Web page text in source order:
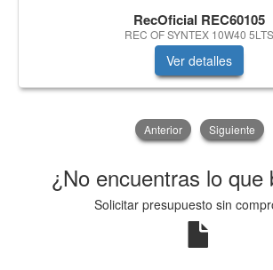
RecOficial REC60105
REC OF SYNTEX 10W40 5LTS
Ver detalles
Anterior Siguiente
¿No encuentras lo que
Solicitar presupuesto sin